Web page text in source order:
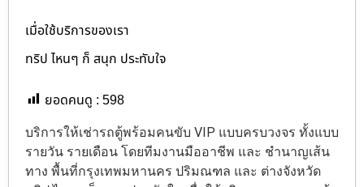
เมื่อใช้บริการของเรา
ทริป ไหนๆ ก็ สนุก ประทับใจ
ยอดคนดู : 598
บริการให้เช่ารถตู้พร้อมคนขับ VIP แบบครบวงจร ทั้งแบบ
รายวัน รายเดือน โดยทีมงานมืออาชีพ และ ชำนาญเส้น
ทาง พื้นที่กรุงเทพมหานคร ปริมณฑล และ ต่างจังหวัด